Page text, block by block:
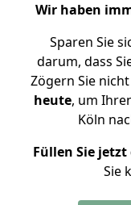
Wir haben
Sparen Sie
darum, dass
Zögern Sie
heute, um
Köln
Füllen Sie
Sie